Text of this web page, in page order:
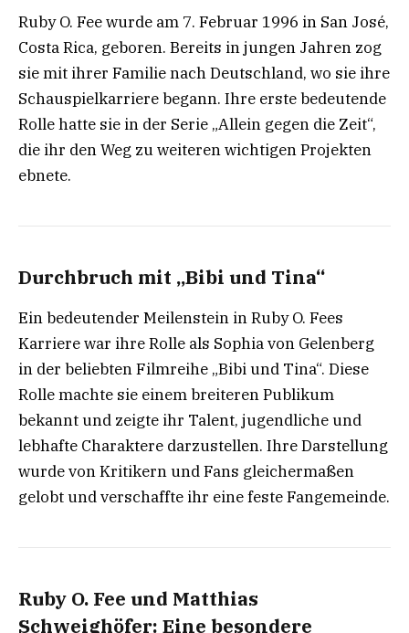
Ruby O. Fee wurde am 7. Februar 1996 in San José,
Costa Rica, geboren. Bereits in jungen Jahren zog
sie mit ihrer Familie nach Deutschland, wo sie ihre
Schauspielkarriere begann. Ihre erste bedeutende
Rolle hatte sie in der Serie „Allein gegen die Zeit“,
die ihr den Weg zu weiteren wichtigen Projekten
ebnete.
Durchbruch mit „Bibi und Tina“
Ein bedeutender Meilenstein in Ruby O. Fees
Karriere war ihre Rolle als Sophia von Gelenberg
in der beliebten Filmreihe „Bibi und Tina“. Diese
Rolle machte sie einem breiteren Publikum
bekannt und zeigte ihr Talent, jugendliche und
lebhafte Charaktere darzustellen. Ihre Darstellung
wurde von Kritikern und Fans gleichermaßen
gelobt und verschaffte ihr eine feste Fangemeinde.
Ruby O. Fee und Matthias
Schweighöfer: Eine besondere